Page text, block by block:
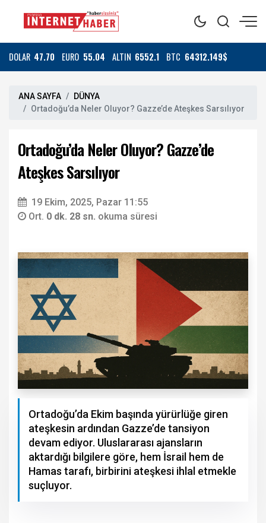
DOLAR 47.70 EURO 55.04 ALTIN 6552.1 BTC 64312.149$
ANA SAYFA
DÜNYA
Ortadoğu’da Neler Oluyor? Gazze’de Ateşkes Sarsılıyor
Ortadoğu’da Neler Oluyor? Gazze’de
Ateşkes Sarsılıyor
19 Ekim, 2025, Pazar 11:55
Ort. 0 dk. 28 sn. okuma süresi
Ortadoğu’da Ekim başında yürürlüğe giren
ateşkesin ardından Gazze’de tansiyon
devam ediyor. Uluslararası ajansların
aktardığı bilgilere göre, hem İsrail hem de
Hamas tarafı, birbirini ateşkesi ihlal etmekle
suçluyor.